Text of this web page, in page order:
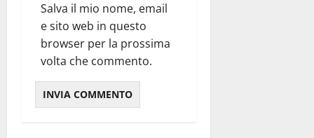
Salva il mio nome, email
e sito web in questo
browser per la prossima
volta che commento.